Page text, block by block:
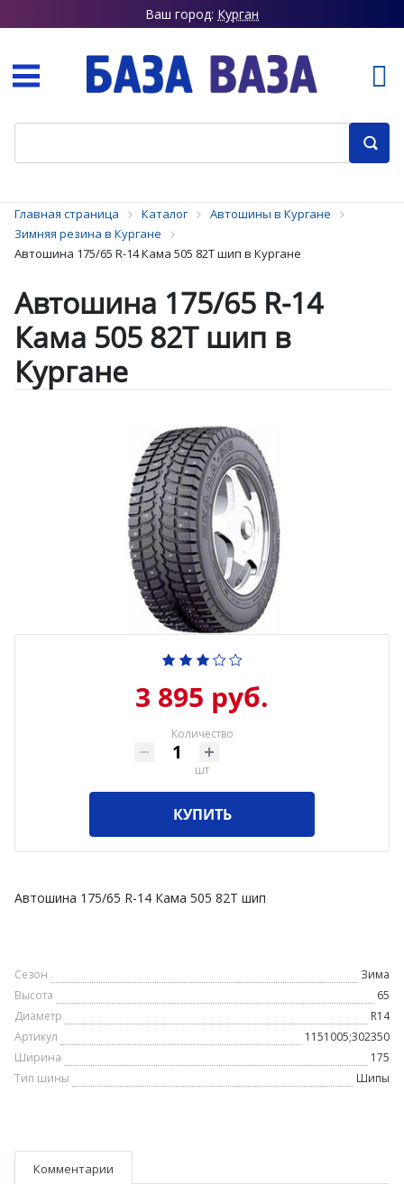
Ваш город: Курган
Главная страница Каталог
Автошины в Кургане
Зимняя резина в Кургане
Автошина 175/65 R-14 Кама 505 82T шип в Кургане
Автошина 175/65 R-14
Кама 505 82T шип в
Кургане
3 895 руб.
Количество
шт
КУПИТЬ
Автошина 175/65 R-14 Кама 505 82T шип
Сезон
Зима
Высота
65
Диаметр
R14
Артикул
1151005;302350
Ширина
175
Тип шины
Шипы
Комментарии